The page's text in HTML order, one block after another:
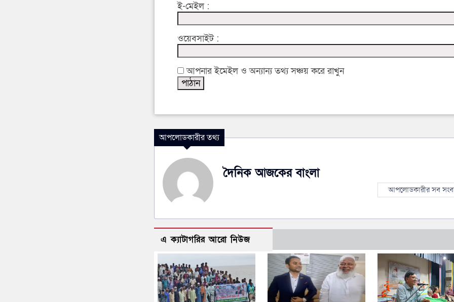
ই-মেইল :
ওয়েবসাইট :
আপনার ইমেইল ও অন্যান্য তথ্য সঞ্চয় করে রাখুন
আপলোডকারীর তথ্য
দৈনিক আজকের বাংলা
আপলোডকারীর সব
এ ক্যাটাগরির আরো নিউজ